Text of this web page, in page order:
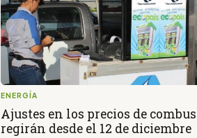
ENERGÍA
Ajustes en los precios de
regirán desde el 12 de diciembre